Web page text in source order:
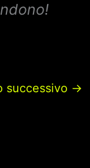
successivo →